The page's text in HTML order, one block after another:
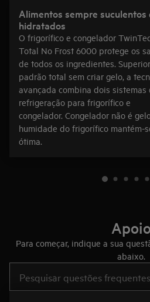
Alimentos sempre suculentos
hidratados
O frigorífico e congelador
Total No Frost 6000 protege os
de todos os ingredientes.
padrão total sem criar gelo, a
avançada combina dois sistemas
refrigeração para frigorífico e
congelador. Congelador não é
humidade do frigorífico mantém-
ótima.
Apoio
Para começar, indique a sua
abaixo.